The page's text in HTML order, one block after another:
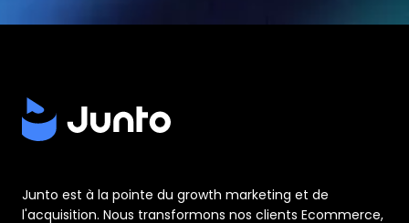
Junto est à la pointe du growth marketing et de
l'acquisition. Nous transformons nos clients Ecommerce,